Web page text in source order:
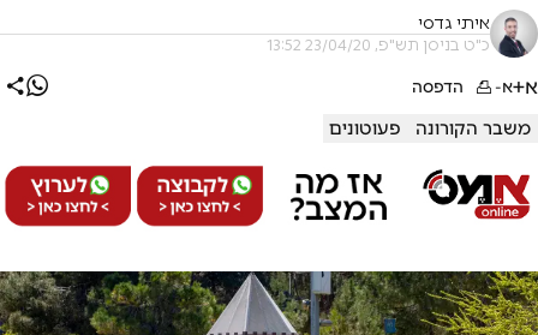
איתי גדסי
כ"ט בניסן תש"פ, 23/04/20 13:52
א+א- הדפסה
משבר הקורונה פעוטונים